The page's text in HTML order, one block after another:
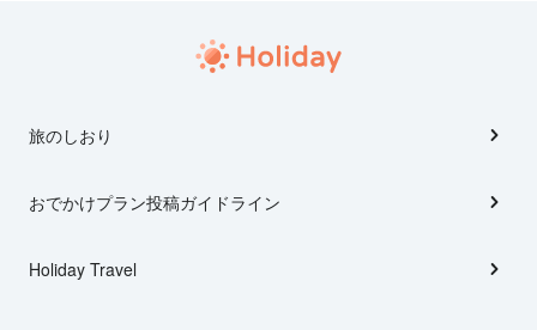
旅のしおり
おでかけプラン投稿ガイドライン
Holiday Travel